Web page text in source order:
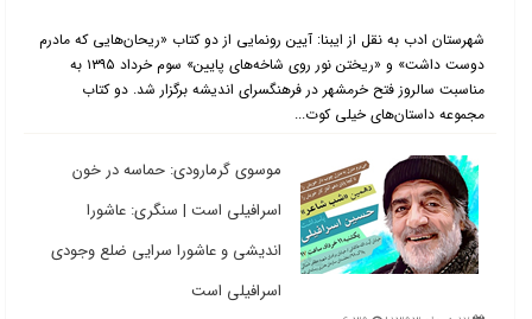
شهرستان ادب به نقل از ایبنا: آیین رونمایی از دو کتاب «ریحان‌هایی که مادرم
دوست داشت» و «ریختن نور روی شاخه‌های پایین» سوم خرداد ۱۳۹۵ به
مناسبت سالروز فتح خرمشهر در فرهنگسرای اندیشه برگزار شد. دو کتاب
مجموعه داستان‌های خیلی کوت...
موسوی گرمارودی:‌ حماسه در خون
اسرافیلی است | سنگری: عاشورا
اندیشی و عاشورا سرایی ضلع وجودی
اسرافیلی است